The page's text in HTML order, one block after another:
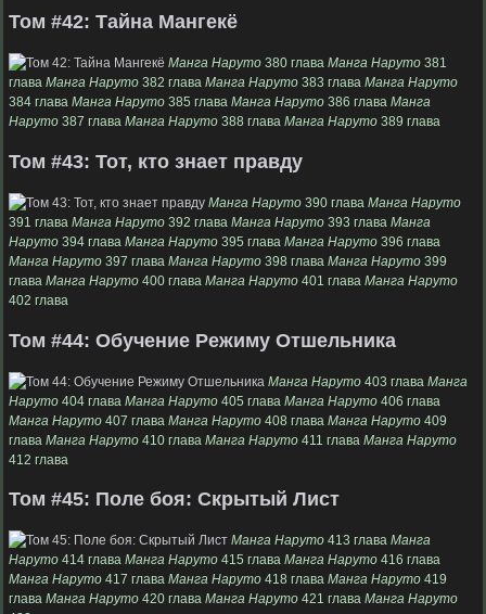
Том #42: Тайна Мангекё
Манга Наруто 380 глава Манга Наруто 381
глава Манга Наруто 382 глава Манга Наруто 383 глава Манга Наруто
384 глава Манга Наруто 385 глава Манга Наруто 386 глава Манга
Наруто 387 глава Манга Наруто 388 глава Манга Наруто 389 глава
Том #43: Тот, кто знает правду
Манга Наруто 390 глава Манга Наруто
391 глава Манга Наруто 392 глава Манга Наруто 393 глава Манга
Наруто 394 глава Манга Наруто 395 глава Манга Наруто 396 глава
Манга Наруто 397 глава Манга Наруто 398 глава Манга Наруто 399
глава Манга Наруто 400 глава Манга Наруто 401 глава Манга Наруто
402 глава
Том #44: Обучение Режиму Отшельника
Манга Наруто 403 глава Манга
Наруто 404 глава Манга Наруто 405 глава Манга Наруто 406 глава
Манга Наруто 407 глава Манга Наруто 408 глава Манга Наруто 409
глава Манга Наруто 410 глава Манга Наруто 411 глава Манга Наруто
412 глава
Том #45: Поле боя: Скрытый Лист
Манга Наруто 413 глава Манга
Наруто 414 глава Манга Наруто 415 глава Манга Наруто 416 глава
Манга Наруто 417 глава Манга Наруто 418 глава Манга Наруто 419
глава Манга Наруто 420 глава Манга Наруто 421 глава Манга Наруто